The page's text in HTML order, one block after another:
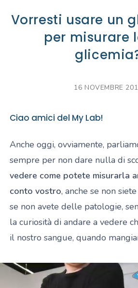
Vorresti usare un
per misurare
16 NOVEMBRE
Ciao amici del My Lab!
Anche oggi, ovviamente,
sempre per non dare nulla di
vedere come potete misurarla
conto vostro, anche se non
se non avete delle patologie,
la curiosità di andare a vedere
il nostro sangue, quando